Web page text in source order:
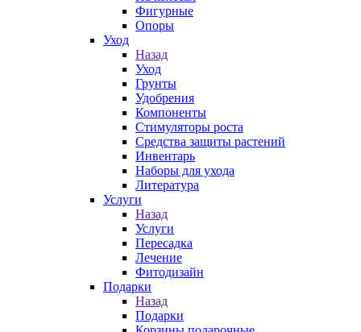
Фигурные
Опоры
Уход
Назад
Уход
Грунты
Удобрения
Компоненты
Стимуляторы роста
Средства защиты растений
Инвентарь
Наборы для ухода
Литература
Услуги
Назад
Услуги
Пересадка
Лечение
Фитодизайн
Подарки
Назад
Подарки